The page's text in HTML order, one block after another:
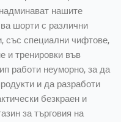
нашите
шорти с различни
със специални чифтове,
и тренировки във
работи неуморно, за да
и да разработи
безкраен и
за търговия на